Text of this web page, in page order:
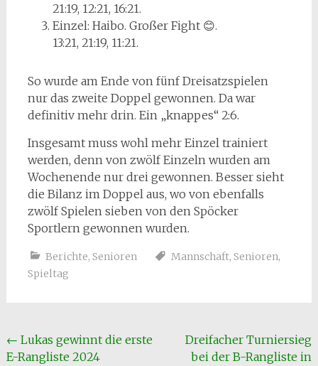
21:19, 12:21, 16:21.
Einzel: Haibo. Großer Fight 😊.
13:21, 21:19, 11:21.
So wurde am Ende von fünf Dreisatzspielen
nur das zweite Doppel gewonnen. Da war
definitiv mehr drin. Ein „knappes“ 2:6.
Insgesamt muss wohl mehr Einzel trainiert
werden, denn von zwölf Einzeln wurden am
Wochenende nur drei gewonnen. Besser sieht
die Bilanz im Doppel aus, wo von ebenfalls
zwölf Spielen sieben von den Spöcker
Sportlern gewonnen wurden.
Berichte, Senioren Mannschaft, Senioren,
Spieltag
Beitragsnavigation
← Lukas gewinnt die erste
E-Rangliste 2024
Dreifacher Turniersieg
bei der B-Rangliste in